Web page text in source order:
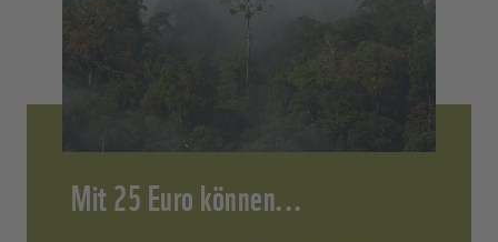
Mit 25 Euro können...